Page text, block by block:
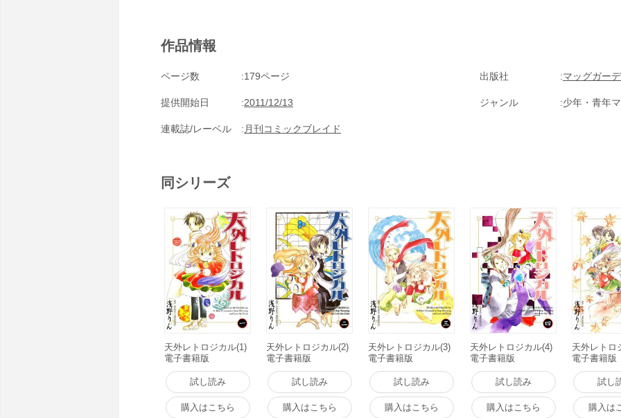
作品情報
ページ数 179ページ 出版社 マッグガー
提供開始日 2011/12/13 ジャンル 少年・青年
連載誌/レーベル 月刊コミックブレイド
同シリーズ
天外レトロジカル(1)
電子書籍版
試し読み
購入はこちら
天外レトロジカル(2)
電子書籍版
試し読み
購入はこちら
天外レトロジカル(3)
電子書籍版
試し読み
購入はこちら
天外レトロジカル(4)
電子書籍版
試し読み
購入はこちら
天外レトロ
電子書籍版
試し
購入は